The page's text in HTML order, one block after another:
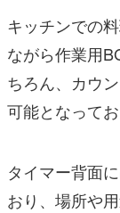
キッチンでの
ながら作業用
ちろん、カウ
可能となって
タイマー背面
おり、場所や